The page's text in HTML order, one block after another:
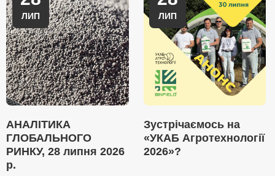
ЛИП
АНАЛІТИКА
ГЛОБАЛЬНОГО
РИНКУ, 28 липня 2026
р.
ЛИП
Зустрічаємось на
«УКАБ Агротехнології
2026»?